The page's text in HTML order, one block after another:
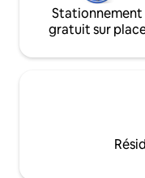
Stationnement
gratuit sur